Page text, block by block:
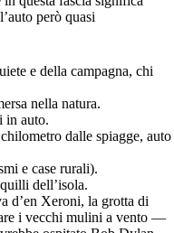
però quasi
e della campagna, chi
nella natura.
in auto.
dalle spiagge, auto
e case rurali).
dell’isola.
d’en Xeroni, la grotta di
i vecchi mulini a vento —